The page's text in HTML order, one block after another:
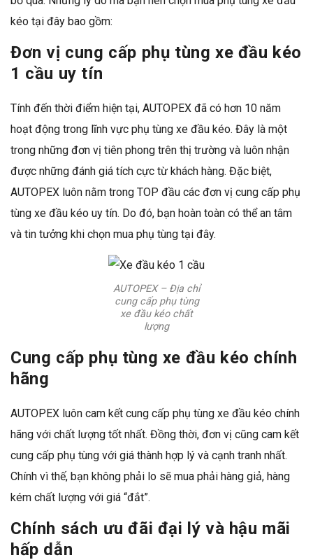
kéo tại đây bao gồm:
Đơn vị cung cấp phụ tùng xe đầu kéo
1 cầu uy tín
Tính đến thời điểm hiện tại, AUTOPEX đã có hơn 10 năm
hoạt động trong lĩnh vực phụ tùng xe đầu kéo. Đây là một
trong những đơn vị tiên phong trên thị trường và luôn nhận
được những đánh giá tích cực từ khách hàng. Đặc biệt,
AUTOPEX luôn nằm trong TOP đầu các đơn vị cung cấp phụ
tùng xe đầu kéo uy tín. Do đó, bạn hoàn toàn có thể an tâm
và tin tưởng khi chọn mua phụ tùng tại đây.
AUTOPEX – Địa chỉ
cung cấp phụ tùng
xe đầu kéo chất
lượng
Cung cấp phụ tùng xe đầu kéo chính
hãng
AUTOPEX luôn cam kết cung cấp phụ tùng xe đầu kéo chính
hãng với chất lượng tốt nhất. Đồng thời, đơn vị cũng cam kết
cung cấp phụ tùng với giá thành hợp lý và cạnh tranh nhất.
Chính vì thế, bạn không phải lo sẽ mua phải hàng giả, hàng
kém chất lượng với giá “đắt”.
Chính sách ưu đãi đại lý và hậu mãi
hấp dẫn